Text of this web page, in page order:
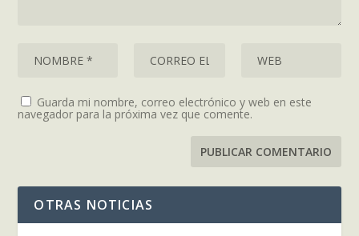
Guarda mi nombre, correo electrónico y web en este
navegador para la próxima vez que comente.
OTRAS NOTICIAS